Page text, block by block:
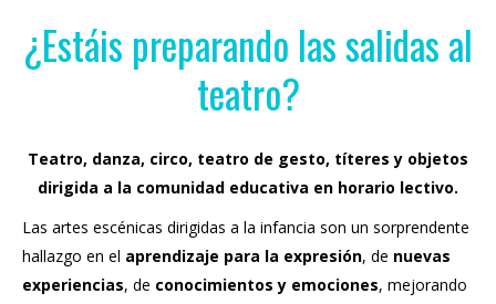
¿Estáis preparando las salidas al
teatro?
Teatro, danza, circo, teatro de gesto, títeres y objetos
dirigida a la comunidad educativa en horario lectivo.
Las artes escénicas dirigidas a la infancia son un sorprendente
hallazgo en el aprendizaje para la expresión, de nuevas
experiencias, de conocimientos y emociones, mejorando